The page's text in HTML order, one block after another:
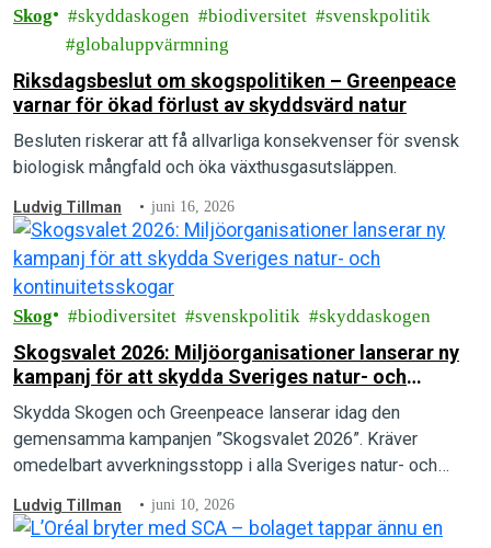
Skog skyddaskogen biodiversitet
svenskpolitik
globaluppvärmning
Riksdagsbeslut om skogspolitiken – Greenpeace
varnar för ökad förlust av skyddsvärd natur
Besluten riskerar att få allvarliga konsekvenser för svensk
biologisk mångfald och öka växthusgasutsläppen.
Ludvig Tillman juni 16, 2026
Skog biodiversitet svenskpolitik skyddaskogen
Skogsvalet 2026: Miljöorganisationer lanserar ny
kampanj för att skydda Sveriges natur- och
kontinuitetsskogar
Skydda Skogen och Greenpeace lanserar idag den
gemensamma kampanjen ”Skogsvalet 2026”. Kräver
omedelbart avverkningsstopp i alla Sveriges natur- och
Ludvig Tillman juni 10, 2026